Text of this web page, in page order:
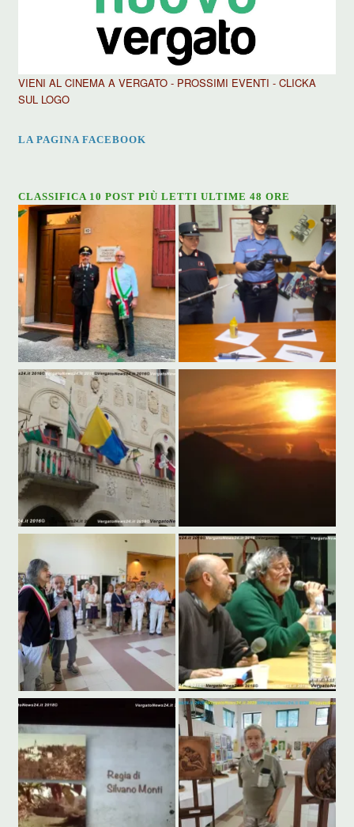
VIENI AL CINEMA A VERGATO - PROSSIMI EVENTI - CLICKA
SUL LOGO
LA PAGINA FACEBOOK
CLASSIFICA 10 POST PIÙ LETTI ULTIME 48 ORE